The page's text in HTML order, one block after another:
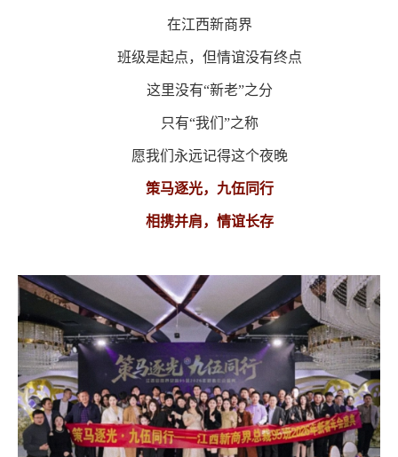
在江西新商界
班级是起点，但情谊没有终点
这里没有“新老”之分
只有“我们”之称
愿我们永远记得这个夜晚
策马逐光，九伍同行
相携并肩，情谊长存